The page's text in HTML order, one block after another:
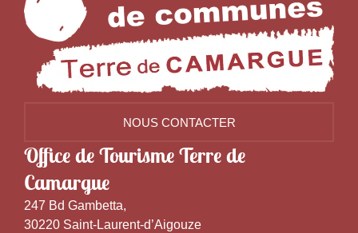
NOUS CONTACTER
Office de Tourisme Terre de
Camargue
247 Bd Gambetta,
30220 Saint-Laurent-d’Aigouze